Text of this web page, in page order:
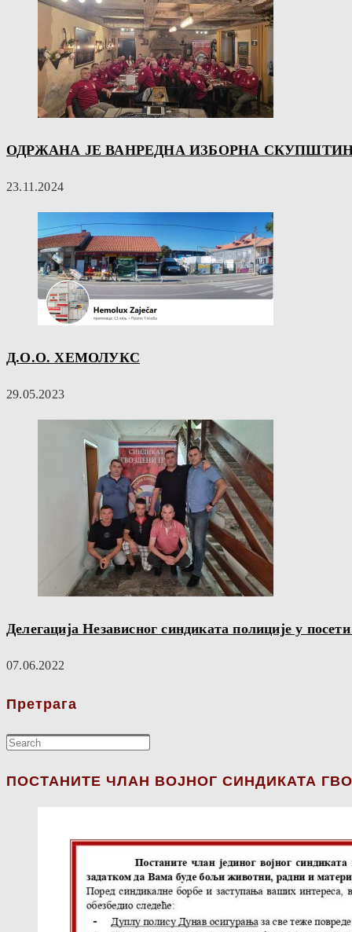
ОДРЖАНА ЈЕ ВАНРЕДНА ИЗБОРНА
23.11.2024
Д.О.О. ХЕМОЛУКС
29.05.2023
Делегација Независног синдиката полиције у
07.06.2022
Претрага
ПОСТАНИТЕ ЧЛАН ВОЈНОГ СИНДИКАТА